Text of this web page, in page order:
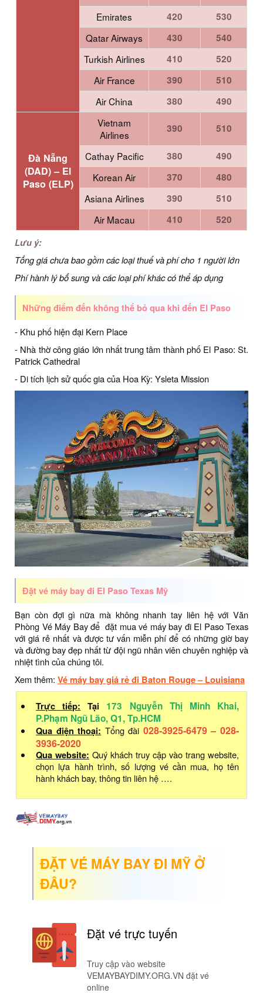
Emirates
420
530
Qatar Airways
430
540
Turkish Airlines
410
520
Air France
390
510
Air China
380 490
Đà Nẵng
(DAD) – El
Paso (ELP)
Vietnam
Airlines
390 510
Cathay Pacific 380
490
Korean Air
370
480
Asiana Airlines
390
510
Air Macau
410
520
Lưu ý:
Tổng giá chưa bao gồm các loại thuế và phí cho 1 người lớn
Phí hành lý bổ sung và các loại phí khác có thể áp dụng
Những điểm đến không thể bỏ qua khi đến El Paso
- Khu phố hiện đại Kern Place
- Nhà thờ công giáo lớn nhất trung tâm thành phố El Paso: St.
Patrick Cathedral
- Di tích lịch sử quốc gia của Hoa Kỳ: Ysleta Mission
Đặt vé máy bay đi El Paso Texas Mỹ
Bạn còn đợi gì nữa mà không nhanh tay liên hệ với Văn
Phòng Vé Máy Bay để đặt mua vé máy bay đi El Paso Texas
với giá rẻ nhất và được tư vấn miễn phí để có những giờ bay
và đường bay đẹp nhất từ đội ngũ nhân viên chuyên nghiệp và
nhiệt tình của chúng tôi.
Xem thêm: Vé máy bay giá rẻ đi Baton Rouge – Louisiana
Trực tiếp: Tại 173 Nguyễn Thị Minh Khai,
P.Phạm Ngũ Lão, Q1, Tp.HCM
Qua điện thoại: Tổng đài 028-3925-6479 – 028-
3936-2020
Qua website: Quý khách truy cập vào trang website,
chọn lựa hành trình, số lượng vé cần mua, họ tên
hành khách bay, thông tin liên hệ ….
ĐẶT VÉ MÁY BAY ĐI MỸ Ở
ĐÂU?
Đặt vé trực tuyến
Truy cập vào website
VEMAYBAYDIMY.ORG.VN đặt vé
online